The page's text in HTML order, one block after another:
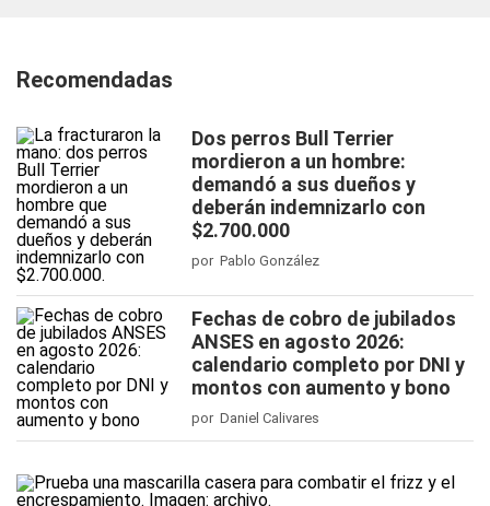
Recomendadas
Dos perros Bull Terrier
mordieron a un hombre:
demandó a sus dueños y
deberán indemnizarlo con
$2.700.000
por Pablo González
Fechas de cobro de jubilados
ANSES en agosto 2026:
calendario completo por DNI y
montos con aumento y bono
por Daniel Calivares